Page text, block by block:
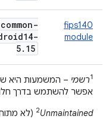
fips140
module
common-
5. 15
1רשמי – המשמעות היא
אפשר להשתמש בדרך
2Unmaintained
(לא